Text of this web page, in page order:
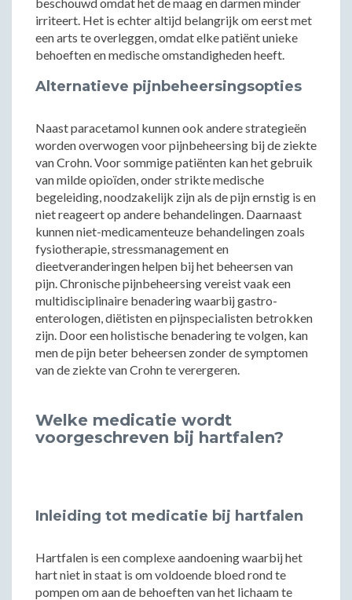
irriteert. Het is echter altijd belangrijk om eerst met
een arts te overleggen, omdat elke patiënt unieke
behoeften en medische omstandigheden heeft.
Alternatieve pijnbeheersingsopties
Naast paracetamol kunnen ook andere strategieën
worden overwogen voor pijnbeheersing bij de ziekte
van Crohn. Voor sommige patiënten kan het gebruik
van milde opioïden, onder strikte medische
begeleiding, noodzakelijk zijn als de pijn ernstig is en
niet reageert op andere behandelingen. Daarnaast
kunnen niet-medicamenteuze behandelingen zoals
fysiotherapie, stressmanagement en
dieetveranderingen helpen bij het beheersen van
pijn. Chronische pijnbeheersing vereist vaak een
multidisciplinaire benadering waarbij gastro-
enterologen, diëtisten en pijnspecialisten betrokken
zijn. Door een holistische benadering te volgen, kan
men de pijn beter beheersen zonder de symptomen
van de ziekte van Crohn te verergeren.
Welke medicatie wordt
voorgeschreven bij hartfalen?
Inleiding tot medicatie bij hartfalen
Hartfalen is een complexe aandoening waarbij het
hart niet in staat is om voldoende bloed rond te
pompen om aan de behoeften van het lichaam te